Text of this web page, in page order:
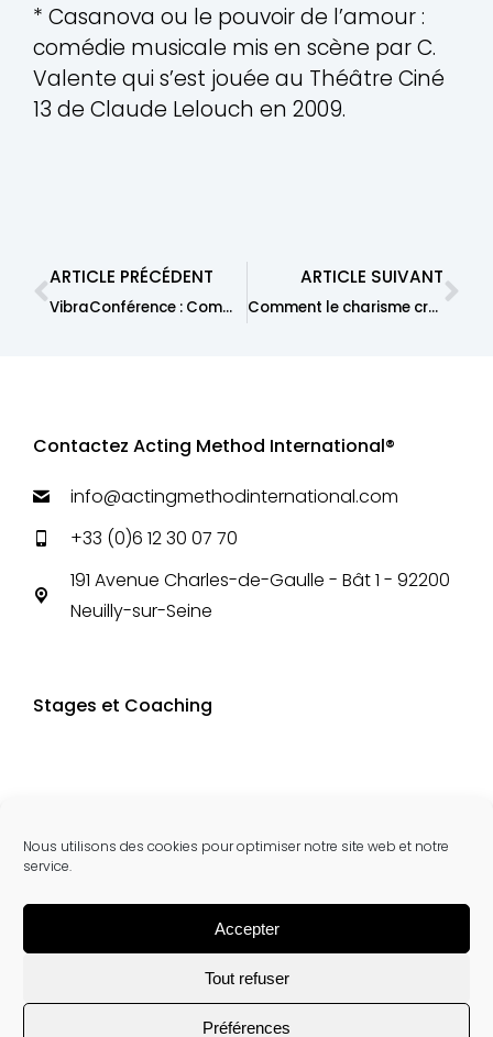
Nous utilisons des cookies pour optimiser notre site web et notre
service.
Accepter
Tout refuser
Préférences
* Casanova ou le pouvoir de l’amour :
comédie musicale mis en scène par C.
Valente qui s’est jouée au Théâtre Ciné
13 de Claude Lelouch en 2009.
ARTICLE PRÉCÉDENT
VibraConférence : Comment avoir plus de présence et de charisme
ARTICLE SUIVANT
Comment le charisme crée de l’abondance
Contactez Acting Method International®
info@actingmethodinternational.com
+33 (0)6 12 30 07 70
191 Avenue Charles-de-Gaulle - Bât 1 - 92200
Neuilly-sur-Seine
Stages et Coaching